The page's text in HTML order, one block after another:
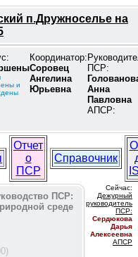
п.Дружноселье на
и
Координатор:
Соровец
Ангелина
Юрьевна
ПСР:
Анна
Павловна
АПСР:
Отчет
о
ПСР
Справочник
ПСР:
среде
Сейчас:
Дежурный
руководитель
ПСР:
Сердюкова
Дарья
Алексеевна
АПСР